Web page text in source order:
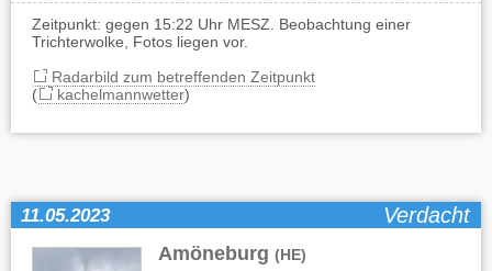
Zeitpunkt: gegen 15:22 Uhr MESZ. Beobachtung einer
Trichterwolke, Fotos liegen vor.
Radarbild zum betreffenden Zeitpunkt
(
kachelmannwetter)
11.05.2023 Verdacht
Amöneburg (HE)